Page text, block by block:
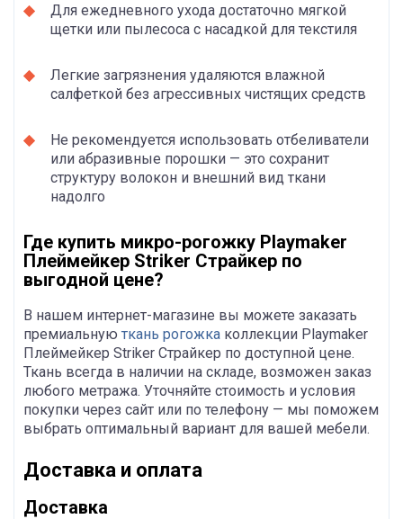
Для ежедневного ухода достаточно мягкой
щетки или пылесоса с насадкой для текстиля
Легкие загрязнения удаляются влажной
салфеткой без агрессивных чистящих средств
Не рекомендуется использовать отбеливатели
или абразивные порошки — это сохранит
структуру волокон и внешний вид ткани
надолго
Где купить микро-рогожку Playmaker
Плеймейкер Striker Страйкер по
выгодной цене?
В нашем интернет-магазине вы можете заказать
премиальную ткань рогожка коллекции Playmaker
Плеймейкер Striker Страйкер по доступной цене.
Ткань всегда в наличии на складе, возможен заказ
любого метража. Уточняйте стоимость и условия
покупки через сайт или по телефону — мы поможем
выбрать оптимальный вариант для вашей мебели.
Доставка и оплата
Доставка